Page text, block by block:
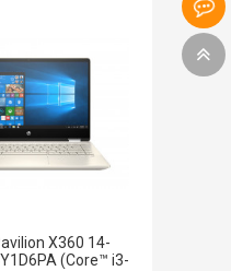
X360 14-
(Core™ i3-